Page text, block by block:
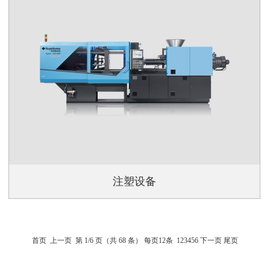
注塑设备
首页 上一页 第 1/6 页（共 68 条） 每页12条 123456 下一页 尾页